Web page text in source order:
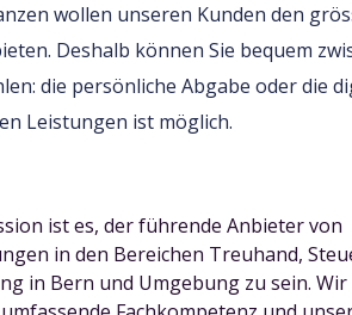
wollen unseren Kunden den
Deshalb können Sie bequem
die persönliche Abgabe oder die
Leistungen ist möglich.
ist es, der führende Anbieter von
in den Bereichen Treuhand,
in Bern und Umgebung zu sein.